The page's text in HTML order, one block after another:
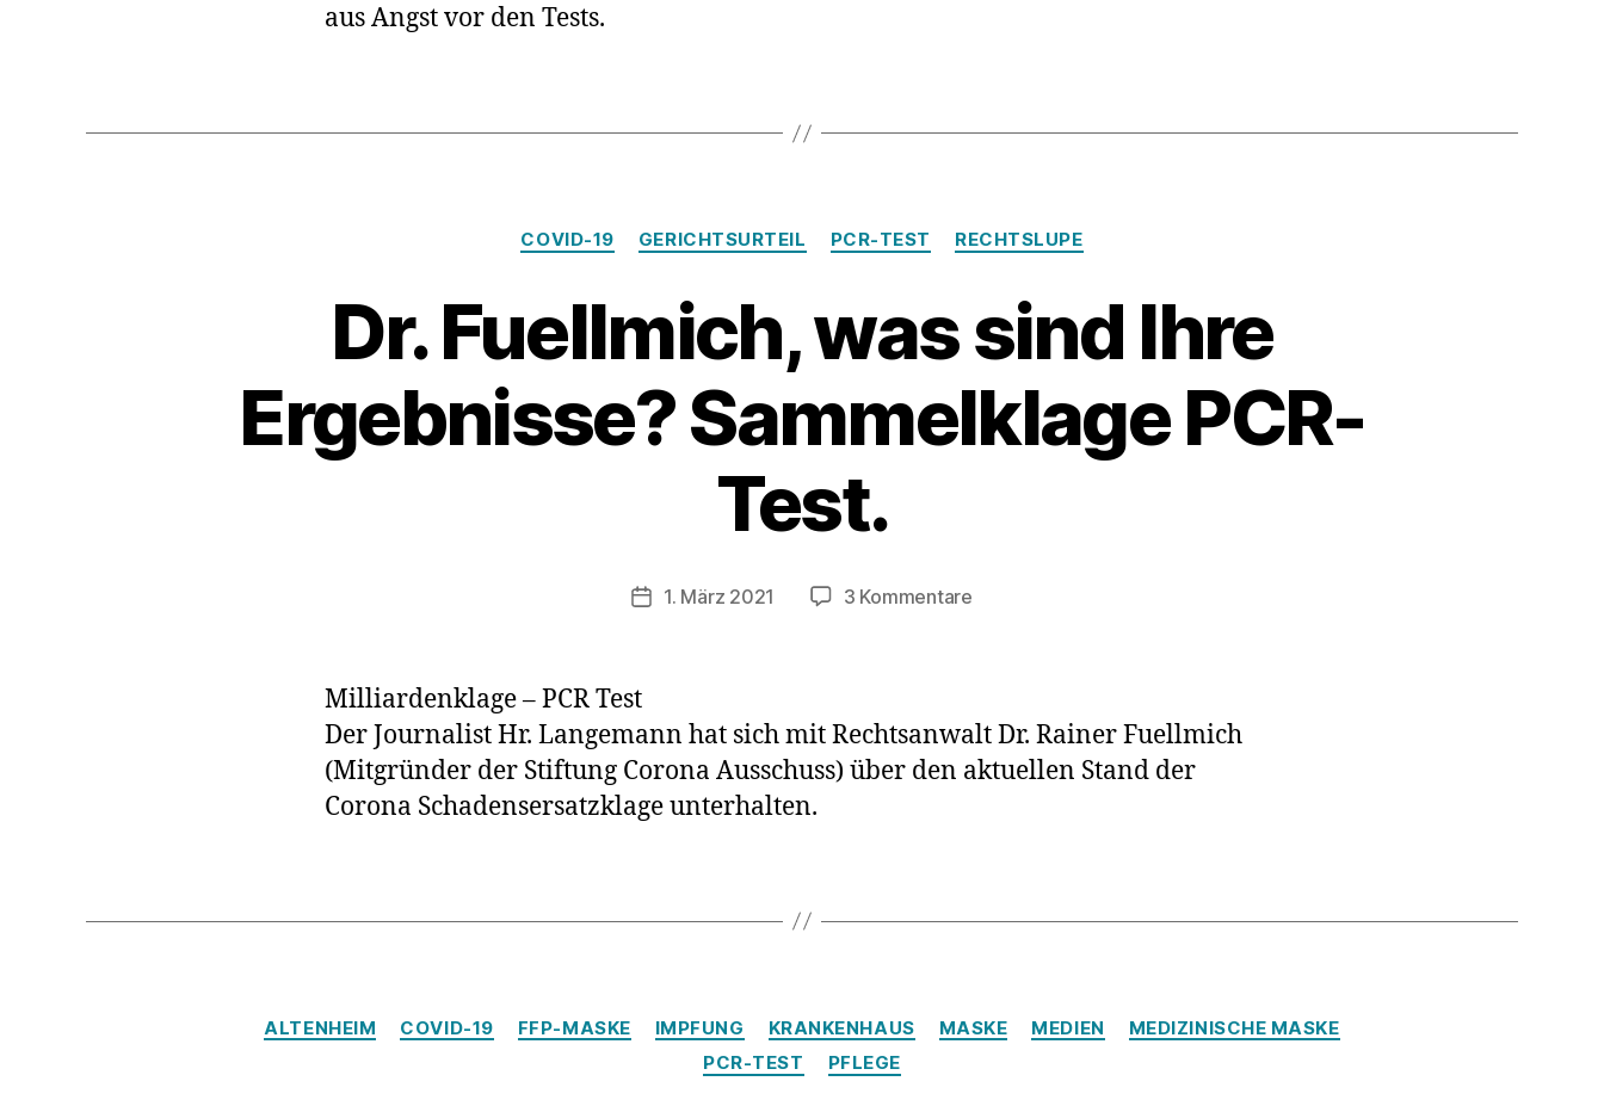
aus Angst vor den Tests.
Kategorien
COVID-19 GERICHTSURTEIL PCR-TEST RECHTSLUPE
Dr. Fuellmich, was sind Ihre
Ergebnisse? Sammelklage PCR-
Test.
Veröffentlichungsdatum
1. März 2021 3 Kommentarezu
Ihre
Ergebnisse?
Milliardenklage – PCR Test
Der Journalist Hr. Langemann hat sich mit Rechtsanwalt Dr. Rainer Fuellmich
(Mitgründer der Stiftung Corona Ausschuss) über den aktuellen Stand der
Corona Schadensersatzklage unterhalten.
Kategorien
ALTENHEIM COVID-19 FFP-MASKE IMPFUNG KRANKENHAUS MASKE MEDIEN
MEDIZINISCHE MASKE
PCR-TEST
PFLEGE